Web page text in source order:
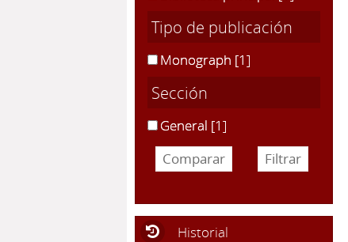
Tipo de publicación
Monograph [1]
Sección
General [1]
Historial